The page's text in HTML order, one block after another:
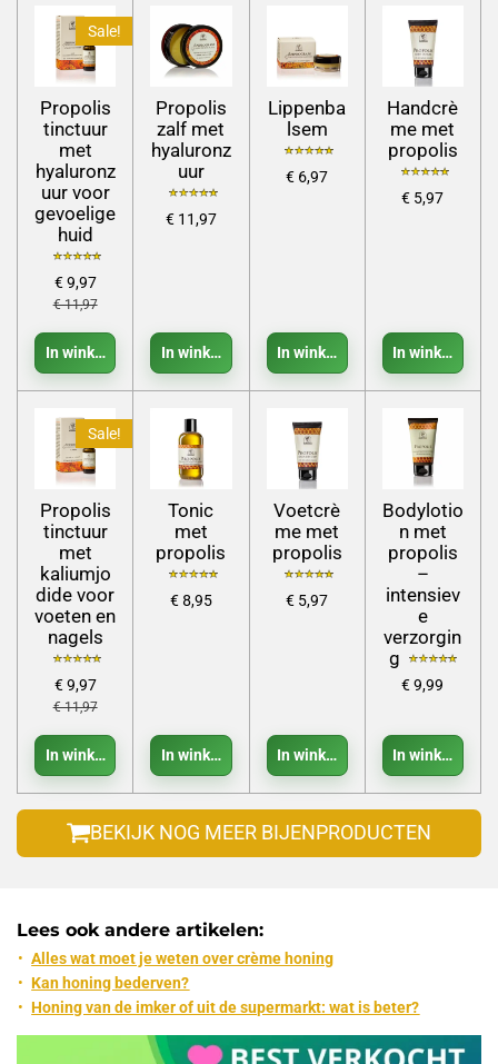
Sale!
Propolis
tinctuur
met
hyaluronz
uur voor
gevoelige
huid
€ 9,97
€ 11,97
In winkelwagen
Propolis
zalf met
hyaluronz
uur
€ 11,97
In winkelwagen
Lippenba
lsem
€ 6,97
In winkelwagen
Handcrè
me met
propolis
€ 5,97
In
Sale!
Propolis
tinctuur
met
kaliumjo
dide voor
voeten en
nagels
€ 9,97
€ 11,97
In winkelwagen
Tonic
met
propolis
€ 8,95
In winkelwagen
Voetcrè
me met
propolis
€ 5,97
In winkelwagen
Bodylotio
n met
propolis
–
intensiev
e
verzorgin
g
€ 9,99
In
BEKIJK NOG MEER BIJENPRODUCTEN
Lees ook andere artikelen:
Alles wat moet je weten over crème honing
Kan honing bederven?
Honing van de imker of uit de supermarkt: wat is beter?